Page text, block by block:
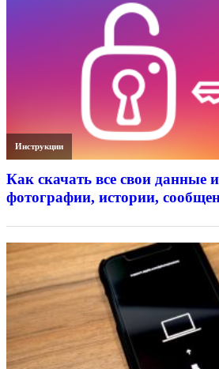
Инструкции
Как скачать все свои данные
фотографии, истории,